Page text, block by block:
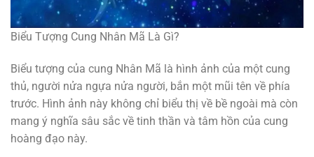
Biểu Tượng Cung Nhân Mã Là Gì?
Biểu tượng của cung Nhân Mã là hình ảnh của một cung
thủ, người nửa ngựa nửa người, bắn một mũi tên về phía
trước. Hình ảnh này không chỉ biểu thị về bề ngoài mà còn
mang ý nghĩa sâu sắc về tinh thần và tâm hồn của cung
hoàng đạo này.